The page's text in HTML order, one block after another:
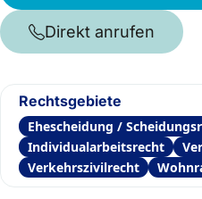
Direkt anrufen
Rechtsgebiete
Ehescheidung /
Individualarbeitsrecht
Verkehrszivilrecht